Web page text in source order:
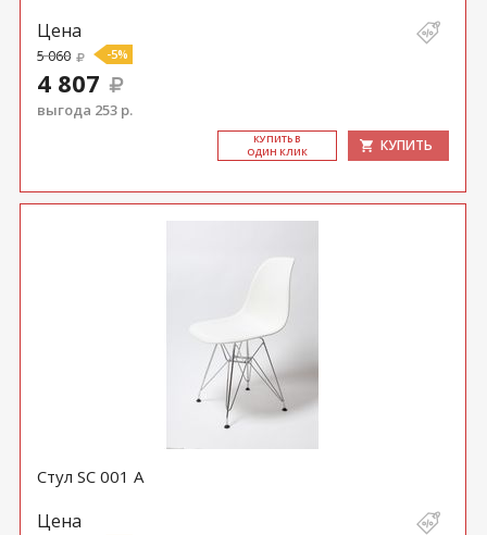
Цена
5 060 -5%
4 807
выгода 253 р.
КУ­ПИТЬ В
ОДИН КЛИК
КУПИТЬ
Стул SC 001 A
Цена